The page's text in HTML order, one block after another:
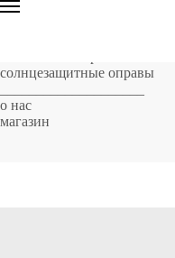
солнцезащитные оправы
о нас
магазин